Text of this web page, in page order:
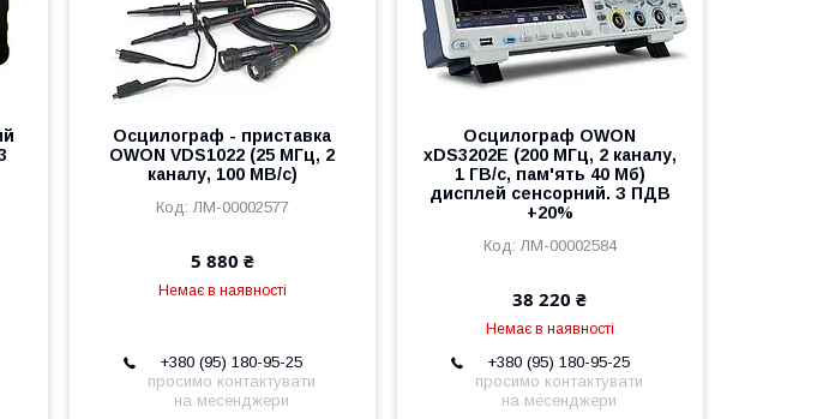
Осцилограф - приставка
OWON VDS1022 (25 МГц, 2
каналу, 100 МВ/с)
ЛМ-00002577
5 880 ₴
Немає в наявності
+380 (95) 180-95-25
просимо контактувати
на месенджери
Осцилограф OWON
xDS3202E (200 МГц, 2 каналу,
1 ГВ/с, пам'ять 40 Мб)
дисплей сенсорний. З ПДВ
+20%
ЛМ-00002584
38 220 ₴
Немає в наявності
+380 (95) 180-95-25
просимо контактувати
на месенджери